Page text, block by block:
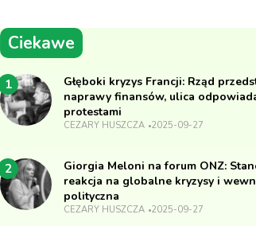
Ciekawe
1
Głęboki kryzys Francji: Rząd
naprawy finansów, ulica
protestami
CEZARY HUSZCZA 2025-09-27
2
Giorgia Meloni na forum ONZ:
reakcja na globalne kryzysy i
polityczna
CEZARY HUSZCZA 2025-09-27